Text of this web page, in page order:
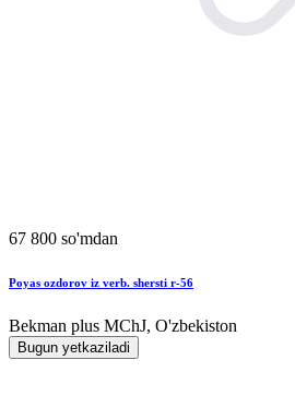
67 800 so'mdan
Poyas ozdorov iz verb. shersti r-56
Bekman plus MChJ, O'zbekiston
Bugun yetkaziladi